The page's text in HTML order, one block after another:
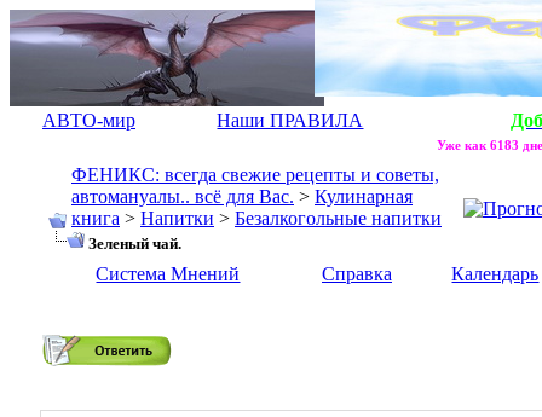
АВТО-мир Наши ПРАВИЛА
Уже как 6183
ФЕНИКС: всегда свежие рецепты и советы,
автомануалы.. всё для Вас. > Кулинарная
книга > Напитки > Безалкогольные напитки
Зеленый чай.
Система Мнений Справка Календарь